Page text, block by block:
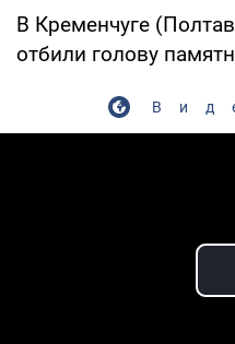
В Кременчуге
отбили голову